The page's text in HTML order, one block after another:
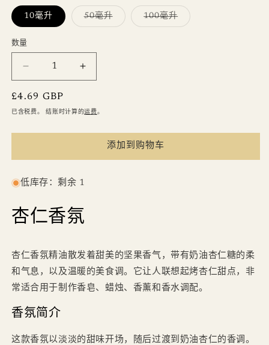
10毫升 50毫升多
100毫升多
数
数量
少
杏
香
数
杏
香
数
常
规
£4.69 GBP
已含税费。 结账时计算的运费。
添加到购物车
低库存：剩余 1
杏仁香氛
杏仁香氛精油散发着甜美的坚果香气，带有奶油杏仁糖的柔
和气息，以及温暖的美食调。它让人联想起烤杏仁甜点，非
常适合用于制作香皂、蜡烛、香薰和香水调配。
香氛简介
这款香氛以淡淡的甜味开场，随后过渡到奶油杏仁的香调。